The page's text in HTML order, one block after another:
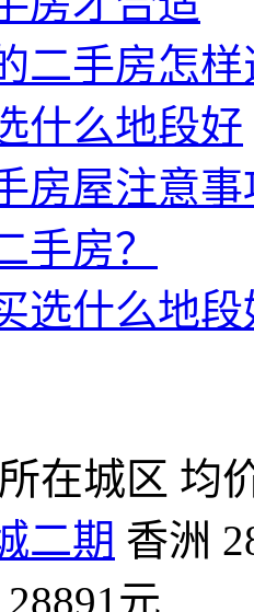
二手房怎样
什么地段好
房屋注意事
手房？
选什么地段
所在城区 均
二期 香洲
28891元